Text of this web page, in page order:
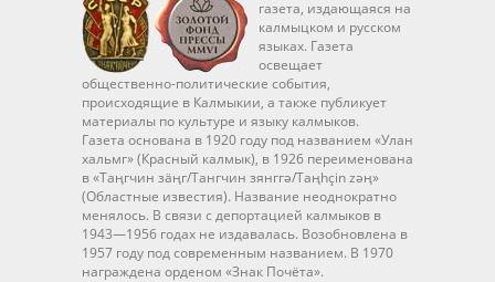
газета, издающаяся на
калмыцком и русском
языках. Газета
освещает
общественно-политические события,
происходящие в Калмыкии, а также публикует
материалы по культуре и языку калмыков.
Газета основана в 1920 году под названием «Улан
хальмг» (Красный калмык), в 1926 переименована
в «Таңгчин зäңг/Тангчин зянггә/Taңhçin zәң»
(Областные известия). Название неоднократно
менялось. В связи с депортацией калмыков в
1943—1956 годах не издавалась. Возобновлена в
1957 году под современным названием. В 1970
награждена орденом «Знак Почёта».